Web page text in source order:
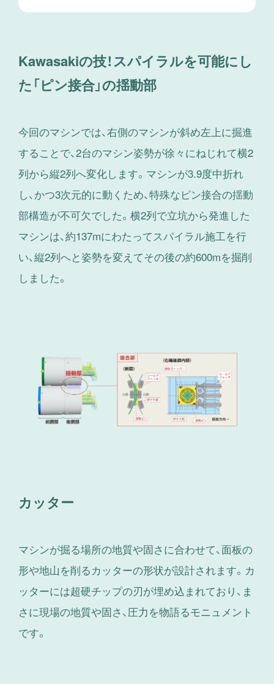
Kawasakiの技！スパイラルを可能にし
た「ピン接合」の揺動部
今回のマシンでは、右側のマシンが斜め左上に掘進
することで、2台のマシン姿勢が徐々にねじれて横2
列から縦2列へ変化します。マシンが3.9度中折れ
し、かつ3次元的に動くため、特殊なピン接合の揺動
部構造が不可欠でした。横2列で立坑から発進した
マシンは、約137mにわたってスパイラル施工を行
い、縦2列へと姿勢を変えてその後の約600mを掘削
しました。
カッター
マシンが掘る場所の地質や固さに合わせて、面板の
形や地山を削るカッターの形状が設計されます。カ
ッターには超硬チップの刃が埋め込まれており、ま
さに現場の地質や固さ、圧力を物語るモニュメント
です。